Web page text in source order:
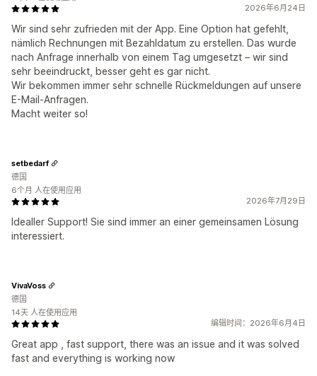
2026年6月24日
Wir sind sehr zufrieden mit der App. Eine Option hat gefehlt,
nämlich Rechnungen mit Bezahldatum zu erstellen. Das wurde
nach Anfrage innerhalb von einem Tag umgesetzt – wir sind
sehr beeindruckt, besser geht es gar nicht.
Wir bekommen immer sehr schnelle Rückmeldungen auf unsere
E-Mail-Anfragen.
Macht weiter so!
2026年7月29日
Idealler Support! Sie sind immer an einer gemeinsamen Lösung
interessiert.
setbedarf
德国
6个月 人在使用应用
编辑时间：2026年6月4日
Great app , fast support, there was an issue and it was solved
fast and everything is working now
VivaVoss
德国
14天 人在使用应用